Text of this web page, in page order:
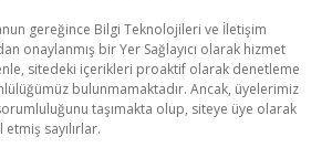
gereğince Bilgi Teknolojileri ve İletişim
onaylanmış bir Yer Sağlayıcı olarak hizmet
sitedeki içerikleri proaktif olarak denetleme
bulunmamaktadır. Ancak, üyelerimiz
taşımakta olup, siteye üye olarak
sayılırlar.